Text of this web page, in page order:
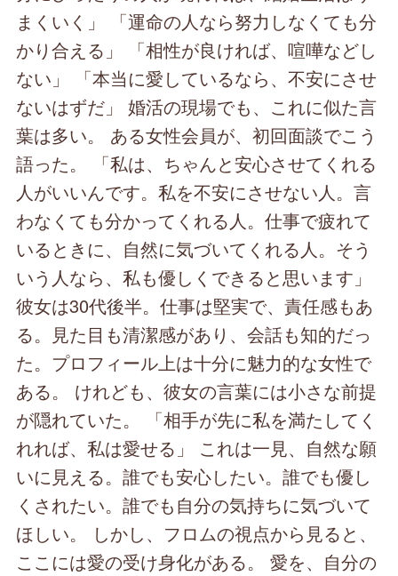
まくいく」 「運命の人なら努力しなくても分
かり合える」 「相性が良ければ、喧嘩などし
ない」 「本当に愛しているなら、不安にさせ
ないはずだ」 婚活の現場でも、これに似た言
葉は多い。 ある女性会員が、初回面談でこう
語った。 「私は、ちゃんと安心させてくれる
人がいいんです。私を不安にさせない人。言
わなくても分かってくれる人。仕事で疲れて
いるときに、自然に気づいてくれる人。そう
いう人なら、私も優しくできると思います」
彼女は30代後半。仕事は堅実で、責任感もあ
る。見た目も清潔感があり、会話も知的だっ
た。プロフィール上は十分に魅力的な女性で
ある。 けれども、彼女の言葉には小さな前提
が隠れていた。 「相手が先に私を満たしてく
れれば、私は愛せる」 これは一見、自然な願
いに見える。誰でも安心したい。誰でも優し
くされたい。誰でも自分の気持ちに気づいて
ほしい。 しかし、フロムの視点から見ると、
ここには愛の受け身化がある。 愛を、自分の